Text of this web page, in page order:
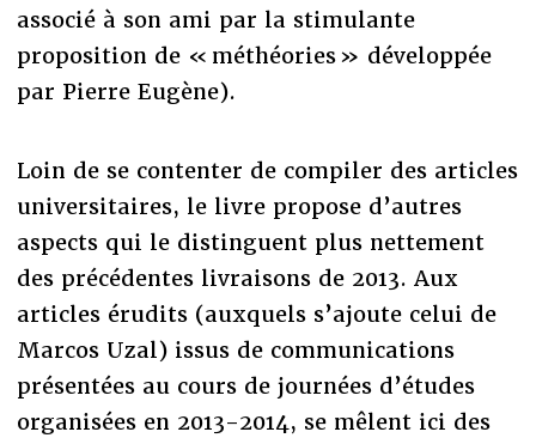
associé à son ami par la stimulante
proposition de « méthéories » développée
par Pierre Eugène).
Loin de se contenter de compiler des articles
universitaires, le livre propose d’autres
aspects qui le distinguent plus nettement
des précédentes livraisons de 2013. Aux
articles érudits (auxquels s’ajoute celui de
Marcos Uzal) issus de communications
présentées au cours de journées d’études
organisées en 2013-2014, se mêlent ici des